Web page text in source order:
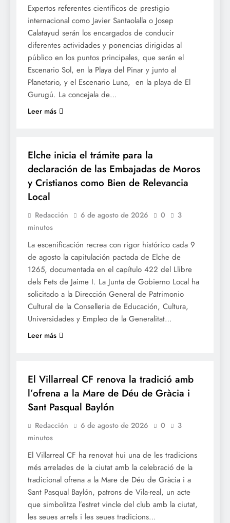
Expertos referentes científicos de prestigio
internacional como Javier Santaolalla o Josep
Calatayud serán los encargados de conducir
diferentes actividades y ponencias dirigidas al
público en los puntos principales, que serán el
Escenario Sol, en la Playa del Pinar y junto al
Planetario, y el Escenario Luna, en la playa de El
Gurugú. La concejala de…
Leer más
Elche inicia el trámite para la
declaración de las Embajadas de Moros
y Cristianos como Bien de Relevancia
Local
Redacción 6 de agosto de 2026 0
3
minutos
La escenificación recrea con rigor histórico cada 9
de agosto la capitulación pactada de Elche de
1265, documentada en el capítulo 422 del Llibre
dels Fets de Jaime I. La Junta de Gobierno Local ha
solicitado a la Dirección General de Patrimonio
Cultural de la Conselleria de Educación, Cultura,
Universidades y Empleo de la Generalitat…
Leer más
El Villarreal CF renova la tradició amb
l’ofrena a la Mare de Déu de Gràcia i
Sant Pasqual Baylón
Redacción 6 de agosto de 2026 0
3
minutos
El Villarreal CF ha renovat hui una de les tradicions
més arrelades de la ciutat amb la celebració de la
tradicional ofrena a la Mare de Déu de Gràcia i a
Sant Pasqual Baylón, patrons de Vila-real, un acte
que simbolitza l’estret vincle del club amb la ciutat,
les seues arrels i les seues tradicions…